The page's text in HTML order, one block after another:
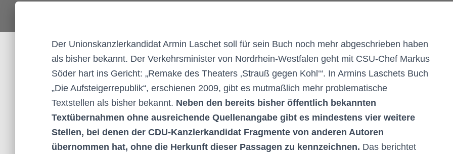
Der Unionskanzlerkandidat Armin Laschet soll für sein Buch noch mehr abgeschrieben haben
als bisher bekannt. Der Verkehrsminister von Nordrhein-Westfalen geht mit CSU-Chef Markus
Söder hart ins Gericht: „Remake des Theaters ‚Strauß gegen Kohl‘“. In Armins Laschets Buch
„Die Aufsteigerrepublik“, erschienen 2009, gibt es mutmaßlich mehr problematische
Textstellen als bisher bekannt. Neben den bereits bisher öffentlich bekannten
Textübernahmen ohne ausreichende Quellenangabe gibt es mindestens vier weitere
Stellen, bei denen der CDU-Kanzlerkandidat Fragmente von anderen Autoren
übernommen hat, ohne die Herkunft dieser Passagen zu kennzeichnen. Das berichtet